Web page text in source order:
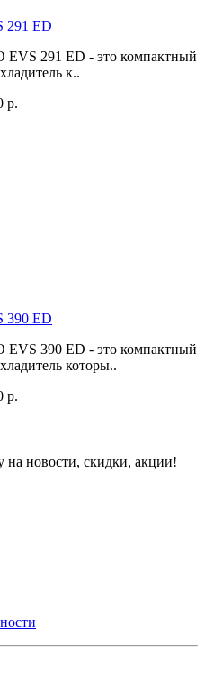
291 ED
EVS 291 ED - это компактный
к..
р.
390 ED
EVS 390 ED - это компактный
которы..
р.
на новости, скидки, акции!